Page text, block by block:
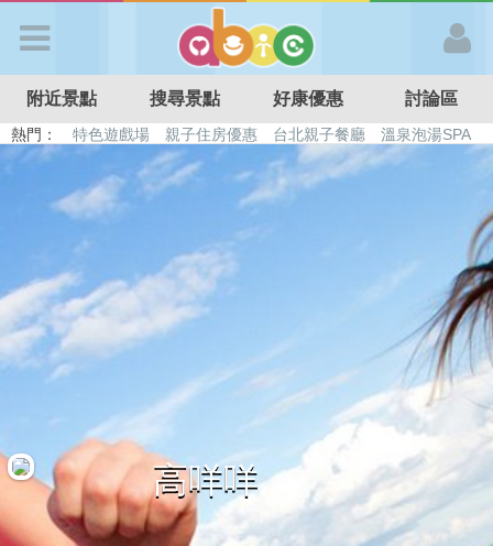
APP登入
首 頁
搜尋景點
好康優惠
最新留言
商家合作
附近景點 搜尋景點 好康優惠 討論區
熱門： 特色遊戲場 親子住房優惠 台北親子餐廳
溫泉泡湯SPA
溜滑梯民宿
觀光工廠 日本親子景點
高咩咩